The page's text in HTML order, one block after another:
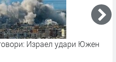
Израел удари Южен